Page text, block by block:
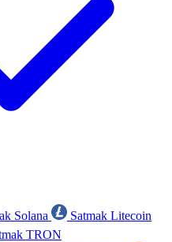
Solana
Satmak Litecoin
TRON